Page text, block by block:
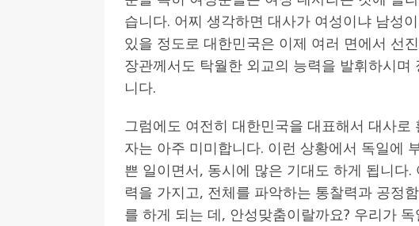
[ 2026-07-27 ] 튀빙겐대, ‘독일어권 한국학대회(VfK)’
[ 2026-07-20 ] 7.23 접수마감] 제108회 한국어능력
[ 2026-07-20 ] 김담예 아동을 소개 합니다.
사랑의
[ 2022-03-20 ]
사진의 주인을 찾습니다. 게시판 /
습니다. 어찌 생각하면 대사가 여성이냐 남성
있을 정도로 대한민국은 이제 여러 면에서 선
장관께서도 탁월한 외교의 능력을 발휘하시
니다.
그럼에도 여전히 대한민국을 대표해서 대사
자는 아주 미미합니다. 이런 상황에서 독일에
쁜 일이면서, 동시에 많은 기대도 하게 됩니다
력을 가지고, 전체를 파악하는 통찰력과 공정
를 하게 되는 데, 안성맞춤이랄까요? 우리가